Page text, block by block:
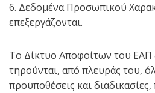
6. Δεδομένα Προσωπικού
επεξεργάζονται.
Το Δίκτυο Αποφοίτων του ΕΑΠ
τηρούνται, από πλευράς του,
προϋποθέσεις και